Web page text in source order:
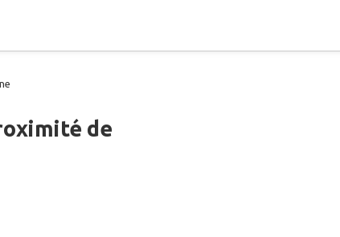
de